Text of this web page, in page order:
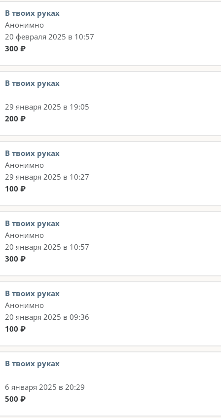
В твоих руках
Анонимно
20 февраля 2025 в 10:57
300 ₽
В твоих руках
29 января 2025 в 19:05
200 ₽
В твоих руках
Анонимно
29 января 2025 в 10:27
100 ₽
В твоих руках
Анонимно
20 января 2025 в 10:57
300 ₽
В твоих руках
Анонимно
20 января 2025 в 09:36
100 ₽
В твоих руках
6 января 2025 в 20:29
500 ₽